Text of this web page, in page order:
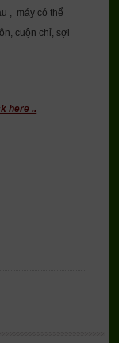
, máy có thể
cuộn chỉ, sợi
here ..